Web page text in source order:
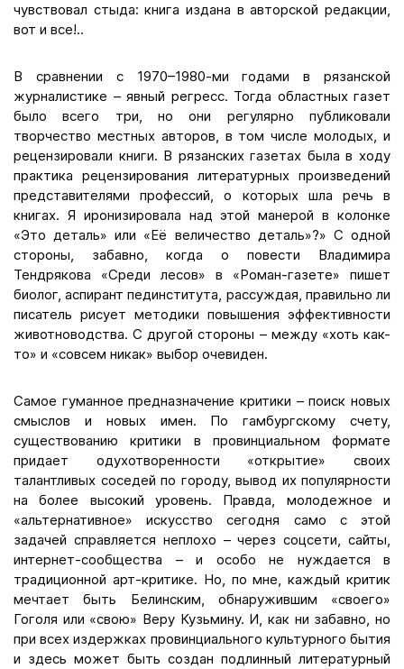
чувствовал стыда: книга издана в авторской редакции,
вот и все!..
В сравнении с 1970–1980-ми годами в рязанской
журналистике – явный регресс. Тогда областных газет
было всего три, но они регулярно публиковали
творчество местных авторов, в том числе молодых, и
рецензировали книги. В рязанских газетах была в ходу
практика рецензирования литературных произведений
представителями профессий, о которых шла речь в
книгах. Я иронизировала над этой манерой в колонке
«Это деталь» или «Её величество деталь»?» С одной
стороны, забавно, когда о повести Владимира
Тендрякова «Среди лесов» в «Роман-газете» пишет
биолог, аспирант пединститута, рассуждая, правильно ли
писатель рисует методики повышения эффективности
животноводства. С другой стороны – между «хоть как-
то» и «совсем никак» выбор очевиден.
Самое гуманное предназначение критики – поиск новых
смыслов и новых имен. По гамбургскому счету,
существованию критики в провинциальном формате
придает одухотворенности «открытие» своих
талантливых соседей по городу, вывод их популярности
на более высокий уровень. Правда, молодежное и
«альтернативное» искусство сегодня само с этой
задачей справляется неплохо – через соцсети, сайты,
интернет-сообщества – и особо не нуждается в
традиционной арт-критике. Но, по мне, каждый критик
мечтает быть Белинским, обнаружившим «своего»
Гоголя или «свою» Веру Кузьмину. И, как ни забавно, но
при всех издержках провинциального культурного бытия
и здесь может быть создан подлинный литературный